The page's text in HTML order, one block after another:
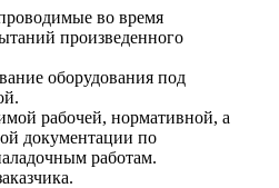
во время
произведенного
оборудования под
рабочей, нормативной, а
документации по
работам.